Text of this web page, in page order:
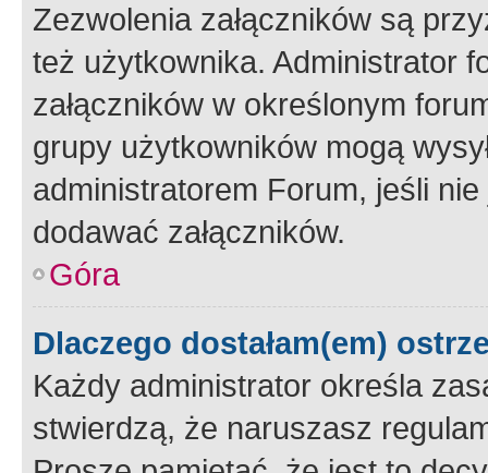
Zezwolenia załączników są
też użytkownika. Administrator
załączników w określonym
grupy użytkowników mogą
administratorem Forum, jeśli
dodawać załączników.
Góra
Dlaczego dostałam(em)
Każdy administrator określa
stwierdzą, że naruszasz